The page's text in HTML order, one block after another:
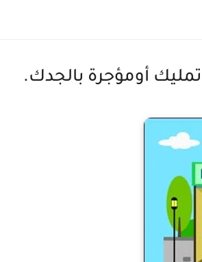
أومؤجرة بالجدك.